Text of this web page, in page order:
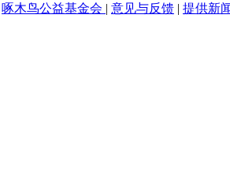
啄木鸟公益基金会 | 意见与反馈 | 提供新